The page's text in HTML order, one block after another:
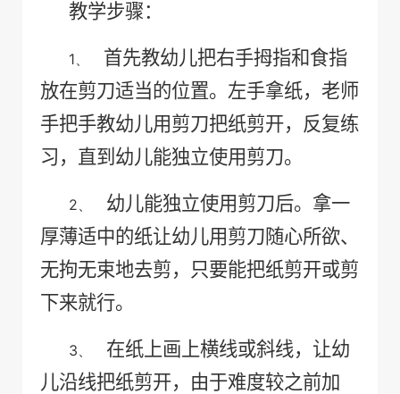
教学步骤：
1、
首先教幼儿把右手拇指和食指
放在剪刀适当的位置。左手拿纸，老师
手把手教幼儿用剪刀把纸剪开，反复练
习，直到幼儿能独立使用剪刀。
2、
幼儿能独立使用剪刀后。拿一
厚薄适中的纸让幼儿用剪刀随心所欲、
无拘无束地去剪，只要能把纸剪开或剪
下来就行。
3、
在纸上画上横线或斜线，让幼
儿沿线把纸剪开，由于难度较之前加